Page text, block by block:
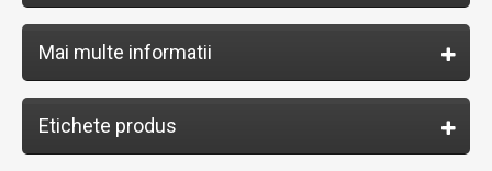
Mai multe informatii
Etichete produs